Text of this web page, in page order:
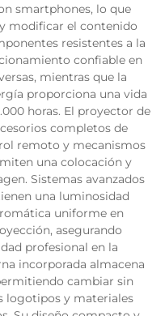
smartphones, lo que
modificar el contenido
resistentes a la
confiable en
mientras que la
proporciona una vida
horas. El proyector de
completos de
remoto y mecanismos
una colocación y
Sistemas avanzados
una luminosidad
uniforme en
asegurando
profesional en la
incorporada almacena
cambiar sin
logotipos y materiales